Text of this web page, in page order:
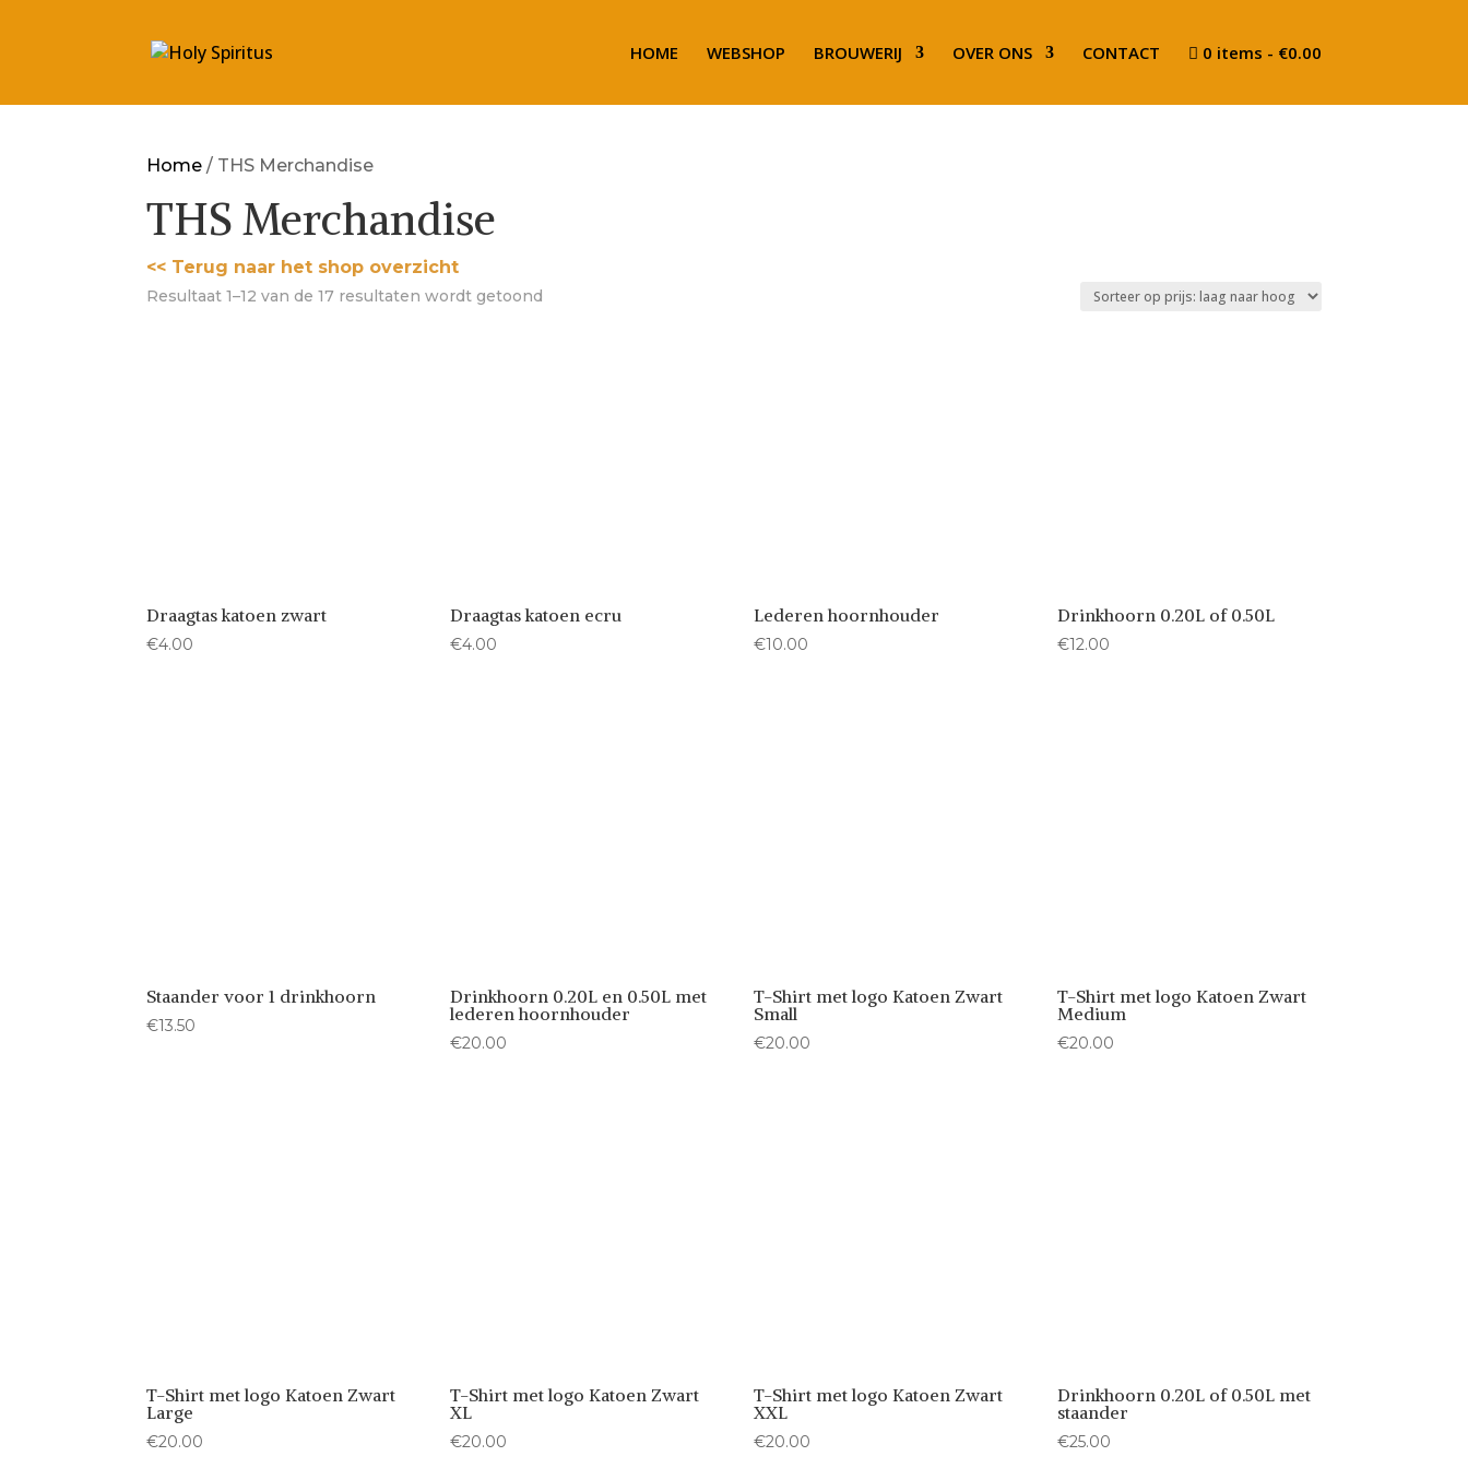
HOME WEBSHOP BROUWERIJ OVER ONS CONTACT 0 items €0.00
Home / THS Merchandise
THS Merchandise
<< Terug naar het shop overzicht
Resultaat 1–12 van de 17 resultaten wordt getoond
Draagtas katoen zwart
€4.00
Draagtas katoen ecru
€4.00
Lederen hoornhouder
€10.00
Drinkhoorn 0.20L of 0.50L
€12.00
Staander voor 1 drinkhoorn
€13.50
Drinkhoorn 0.20L en 0.50L met
lederen hoornhouder
€20.00
T-Shirt met logo Katoen Zwart
Small
€20.00
T-Shirt met logo Katoen Zwart
Medium
€20.00
T-Shirt met logo Katoen Zwart
Large
€20.00
T-Shirt met logo Katoen Zwart
XL
€20.00
T-Shirt met logo Katoen Zwart
XXL
€20.00
Drinkhoorn 0.20L of 0.50L met
staander
€25.00